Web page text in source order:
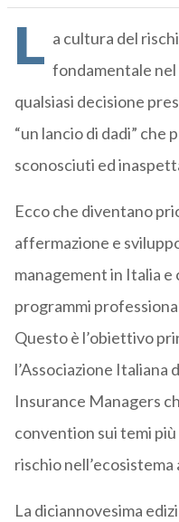
L a cultura del
fondamentale
qualsiasi decisione
“un lancio di dadi” che
sconosciuti ed
Ecco che diventano
affermazione e
management in Italia
programmi
Questo è l’obiettivo
l’Associazione Italiana
Insurance Managers
convention sui temi
rischio nell’ecosistema
La diciannovesima